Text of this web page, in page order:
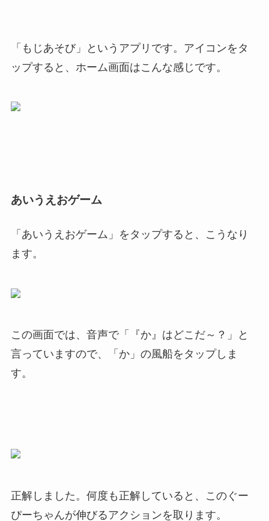
「もじあそび」というアプリです。アイコンをタ
ップすると、ホーム画面はこんな感じです。
あいうえおゲーム
「あいうえおゲーム」をタップすると、こうなり
ます。
この画面では、音声で「『か』はどこだ～？」と
言っていますので、「か」の風船をタップしま
す。
正解しました。何度も正解していると、このぐー
ぴーちゃんが伸びるアクションを取ります。